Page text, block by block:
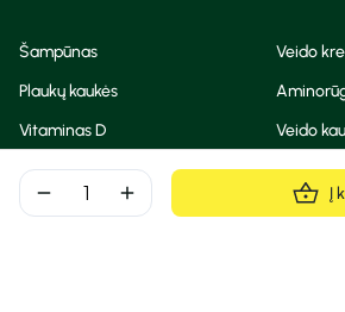
remove add Į
Šampūnas
Veido
Plaukų kaukės
Vitaminas D
Veido
Korėjietiška kosmetika
Eteriniai
Dezodorantas
BB ir